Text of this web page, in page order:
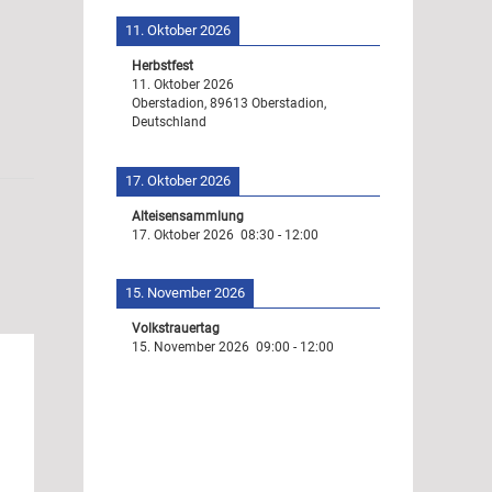
11. Oktober 2026
Herbstfest
11. Oktober 2026
Oberstadion, 89613 Oberstadion,
Deutschland
17. Oktober 2026
Alteisensammlung
17. Oktober 2026 08:30 - 12:00
15. November 2026
Volkstrauertag
15. November 2026 09:00 - 12:00